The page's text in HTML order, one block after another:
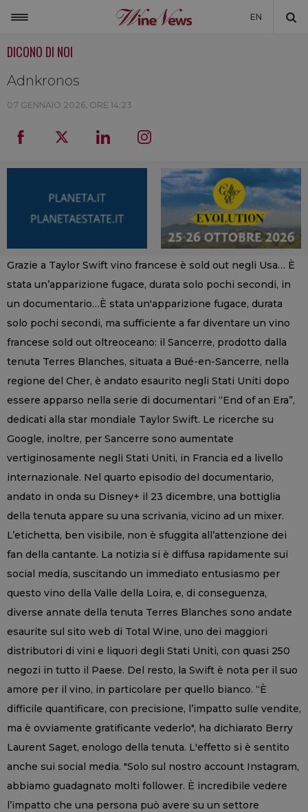
EN
NON SOLO VINO
NEWSLETTER
DICONO DI NOI
WINENEWS TV
DICONO DI NOI
Adnkronos
07 GENNAIO 2026, ORE 14:23
Grazie a Taylor Swift vino francese è sold out negli Usa… È
stata un’apparizione fugace, durata solo pochi secondi, in
un documentario…È stata un'apparizione fugace, durata
solo pochi secondi, ma sufficiente a far diventare un vino
francese sold out oltreoceano: il Sancerre, prodotto dalla
tenuta Terres Blanches, situata a Bué-en-Sancerre, nella
regione del Cher, è andato esaurito negli Stati Uniti dopo
essere apparso nella serie di documentari “End of an Era”,
dedicati alla star mondiale Taylor Swift. Le ricerche su
Google, inoltre, per Sancerre sono aumentate
vertiginosamente negli Stati Uniti, in Francia ed a livello
internazionale. Nel quarto episodio del documentario,
andato in onda su Disney+ il 23 dicembre, una bottiglia
della tenuta appare su una scrivania, vicino ad un mixer.
L’etichetta, ben visibile, non è sfuggita all’attenzione dei
fan della cantante. La notizia si è diffusa rapidamente sui
social media, suscitando un immediato entusiasmo per
questo vino della Valle della Loira, e, di conseguenza,
diverse annate della tenuta Terres Blanches sono andate
esaurite sul sito web di Total Wine, uno dei maggiori
distributori di vini e liquori degli Stati Uniti, con quasi 250
negozi in tutto il Paese. Del resto, la Swift è nota per il suo
amore per il vino, in particolare per quello bianco. “È
difficile quantificare, con precisione, l’impatto sulle vendite,
ma è ovviamente gratificante vederlo", ha dichiarato Berry
Laurent Saget, enologo della tenuta. L'effetto si è sentito
anche sui social media. "Solo sul nostro account Instagram,
abbiamo guadagnato molti follower. È incredibile vedere
l’impatto che una persona può avere su un settore